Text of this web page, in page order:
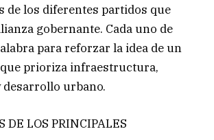
de los diferentes partidos que
gobernante. Cada uno de
para reforzar la idea de un
prioriza infraestructura,
urbano.
DE LOS PRINCIPALES